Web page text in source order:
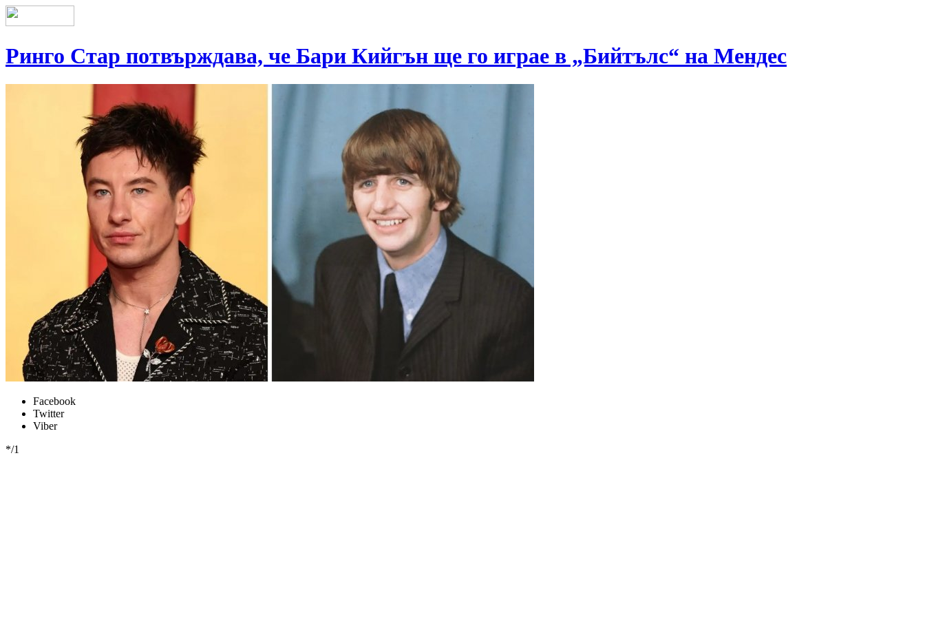
Ринго Стар потвърждава, че Бари Кийгън ще го играе в „Бийтълс“ на Мендес
Facebook
Twitter
Viber
*/1